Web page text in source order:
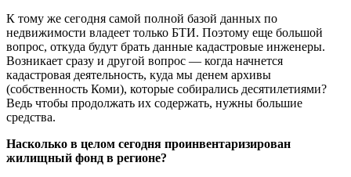
К тому же сегодня самой полной базой данных по
недвижимости владеет только БТИ. Поэтому еще большой
вопрос, откуда будут брать данные кадастровые инженеры.
Возникает сразу и другой вопрос — когда начнется
кадастровая деятельность, куда мы денем архивы
(собственность Коми), которые собирались десятилетиями?
Ведь чтобы продолжать их содержать, нужны большие
средства.
Насколько в целом сегодня проинвентаризирован
жилищный фонд в регионе?